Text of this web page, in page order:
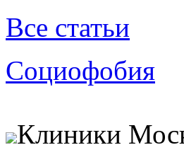
Все статьи
Социофобия
Клиники